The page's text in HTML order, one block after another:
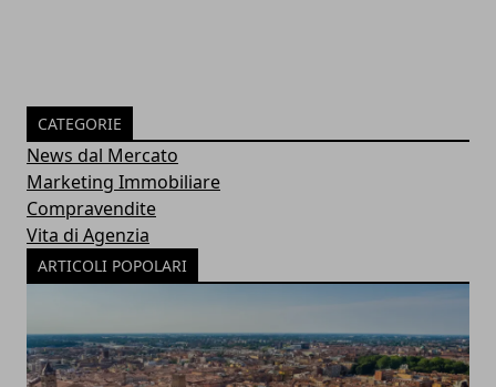
CATEGORIE
News dal Mercato
Marketing Immobiliare
Compravendite
Vita di Agenzia
ARTICOLI POPOLARI